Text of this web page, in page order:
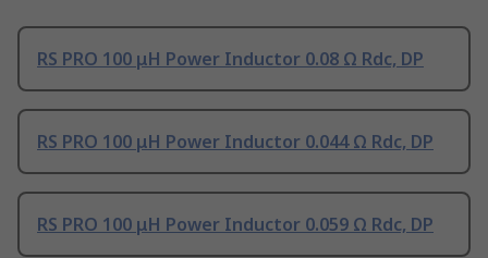
RS PRO 100 μH Power Inductor 0.08 Ω Rdc, DP
RS PRO 100 μH Power Inductor 0.044 Ω Rdc, DP
RS PRO 100 μH Power Inductor 0.059 Ω Rdc, DP